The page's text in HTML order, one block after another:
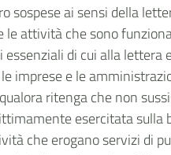
sospese ai sensi della
attività che sono
di cui alla
imprese e le
ritenga che non
esercitata sulla
che erogano servizi di